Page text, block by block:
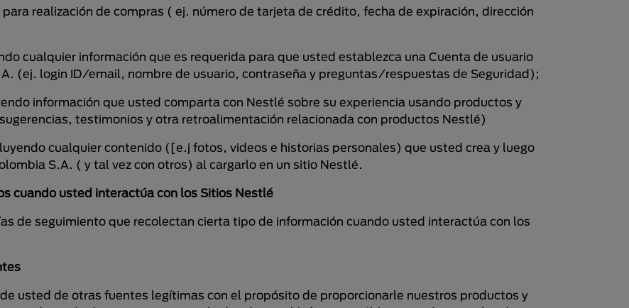
realización de compras ( ej. número de tarjeta de crédito, fecha de expiración, dirección
cualquier información que es requerida para que usted establezca una Cuenta de usuario
(ej. login ID/email, nombre de usuario, contraseña y preguntas/respuestas de Seguridad);
información que usted comparta con Nestlé sobre su experiencia usando productos y
testimonios y otra retroalimentación relacionada con productos Nestlé)
cualquier contenido ([e.j fotos, videos e historias personales) que usted crea y luego
S.A. ( y tal vez con otros) al cargarlo en un sitio Nestlé.
cuando usted interactúa con los Sitios Nestlé
de seguimiento que recolectan cierta tipo de información cuando usted interactúa con los
usted de otras fuentes legítimas con el propósito de proporcionarle nuestros productos y